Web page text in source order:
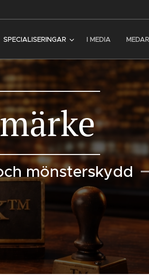
SPECIALISERINGAR I MEDIA
mönsterskydd